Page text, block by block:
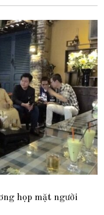
họp mặt người